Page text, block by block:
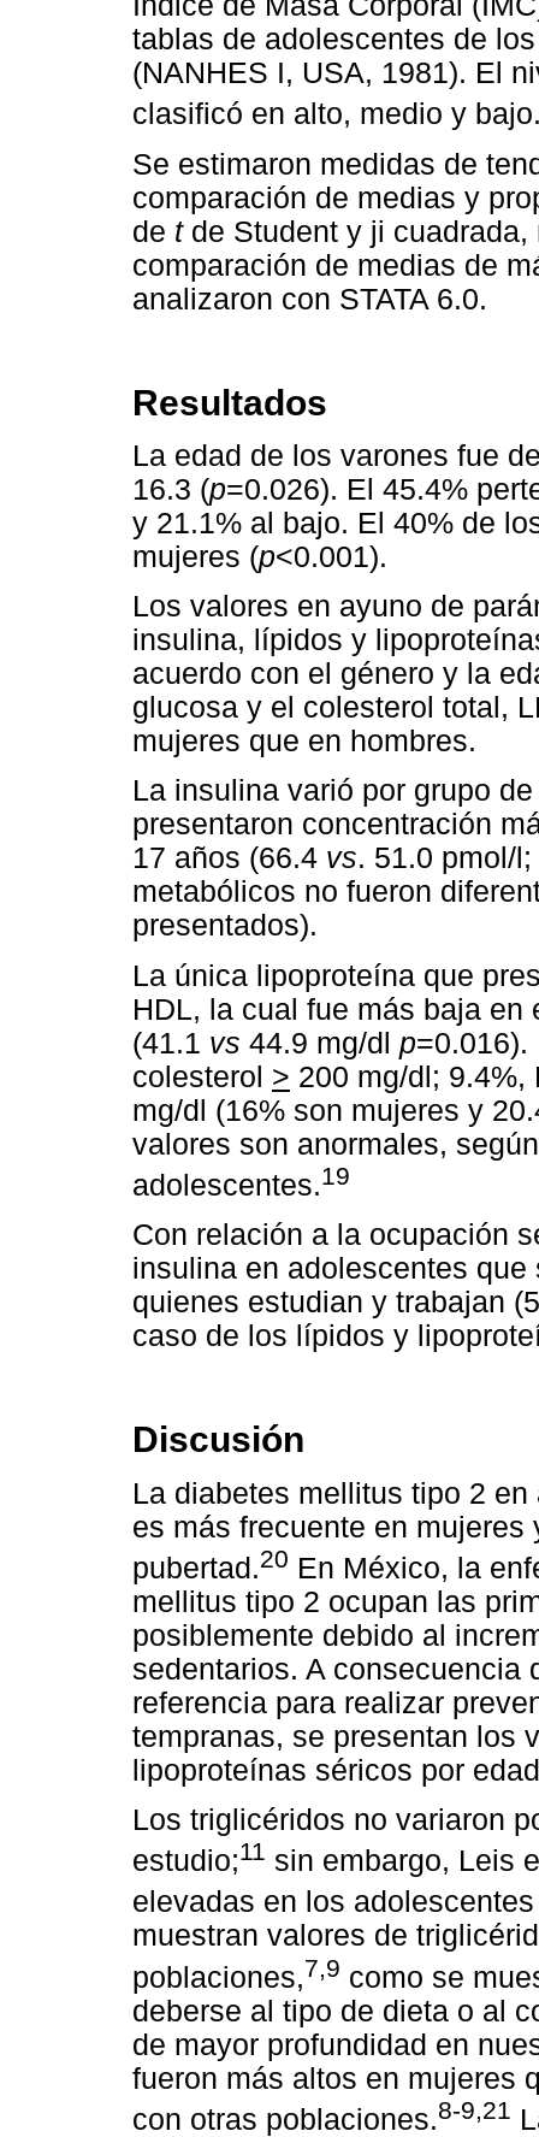
tablas de adolescentes de
(NANHES I, USA, 1981). El
clasificó en alto, medio y
Se estimaron medidas de
comparación de medias y
de tde Student y ji cuadrada,
comparación de medias de
analizaron con STATA 6.0.
Resultados
La edad de los varones fue
16.3 (p=0.026). El 45.4%
y 21.1% al bajo. El 40% de
mujeres (p<0.001).
Los valores en ayuno de
insulina, lípidos y
acuerdo con el género y la
glucosa y el colesterol total,
mujeres que en hombres.
La insulina varió por grupo
presentaron concentración
17 años (66.4 vs. 51.0 pmol/l;
metabólicos no fueron
presentados).
La única lipoproteína que
HDL, la cual fue más baja
(41.1 vs 44.9 mg/dl p=0.016).
colesterol > 200 mg/dl; 9.4%,
mg/dl (16% son mujeres y
valores son anormales,
adolescentes.19
Con relación a la ocupación
insulina en adolescentes
quienes estudian y trabajan
caso de los lípidos y
Discusión
La diabetes mellitus tipo 2
es más frecuente en
pubertad.20 En México, la
mellitus tipo 2 ocupan las
posiblemente debido al
sedentarios. A consecuencia
referencia para realizar
tempranas, se presentan los
lipoproteínas séricos por
Los triglicéridos no variaron
estudio;11 sin embargo, Leis
elevadas en los
muestran valores de
poblaciones,7,9 como se
deberse al tipo de dieta o al
de mayor profundidad en
fueron más altos en mujeres
con otras poblaciones.8-9,21